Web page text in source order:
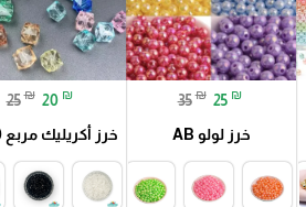
35 ₪ 25 ₪
خرز لولو AB
25 ₪ 20 ₪
خرز أكريليك مربع 10 مم